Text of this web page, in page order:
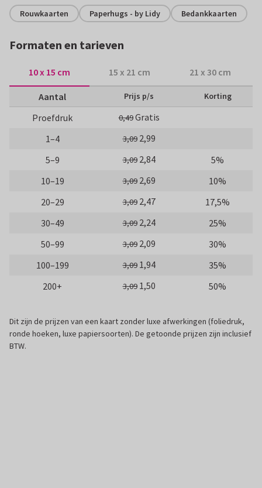
Rouwkaarten Paperhugs - by Lidy Bedankkaarten
Formaten en tarieven
10 x 15 cm 15 x 21 cm 21 x 30 cm
Aantal Prijs p/s Korting
Proefdruk 0,49Gratis
1–4
3,09 2,99
5–9
3,09 2,84
5%
10–19
3,09 2,69
10%
20–29
3,09 2,47
17,5%
30–49
3,09 2,24
25%
50–99
3,09 2,09
30%
100–199
3,09 1,94
35%
200+
3,09 1,50 50%
Dit zijn de prijzen van een kaart zonder luxe afwerkingen (foliedruk,
ronde hoeken, luxe papiersoorten). De getoonde prijzen zijn inclusief
BTW.